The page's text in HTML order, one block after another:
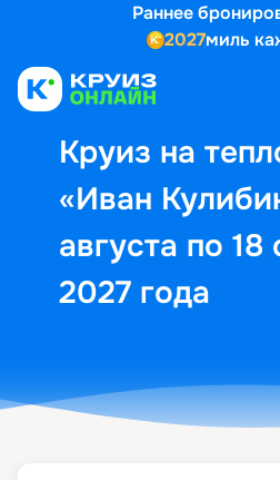
Раннее
2027миль
Круиз на
«Иван
августа по 18
2027 года
Выбор